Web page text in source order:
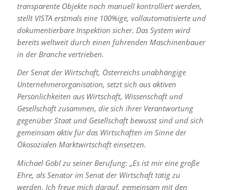
transparente Objekte noch manuell kontrolliert werden,
stellt VISTA erstmals eine 100%ige, vollautomatisierte und
dokumentierbare Inspektion sicher. Das System wird
bereits weltweit durch einen führenden Maschinenbauer
in der Branche vertrieben.
Der Senat der Wirtschaft, Österreichs unabhängige
Unternehmerorganisation, setzt sich aus aktiven
Persönlichkeiten aus Wirtschaft, Wissenschaft und
Gesellschaft zusammen, die sich ihrer Verantwortung
gegenüber Staat und Gesellschaft bewusst sind und sich
gemeinsam aktiv für das Wirtschaften im Sinne der
Ökosozialen Marktwirtschaft einsetzen.
Michael Göbl zu seiner Berufung: „Es ist mir eine große
Ehre, als Senator im Senat der Wirtschaft tätig zu
werden. Ich freue mich darauf, gemeinsam mit den